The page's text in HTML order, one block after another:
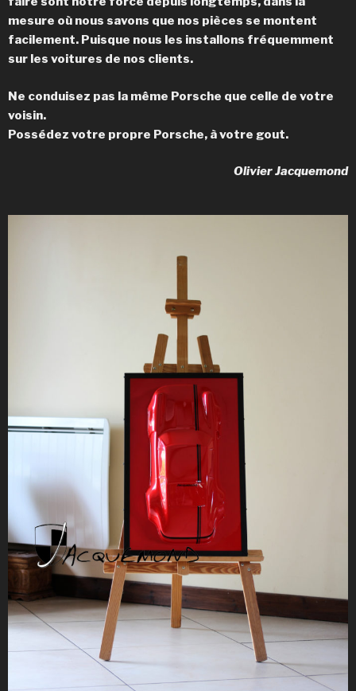
mesure où nous savons que nos pièces se montent
facilement. Puisque nous les installons fréquemment
sur les voitures de nos clients.
Ne conduisez pas la même Porsche que celle de votre
voisin.
Possédez votre propre Porsche, à votre gout.
Olivier Jacquemond